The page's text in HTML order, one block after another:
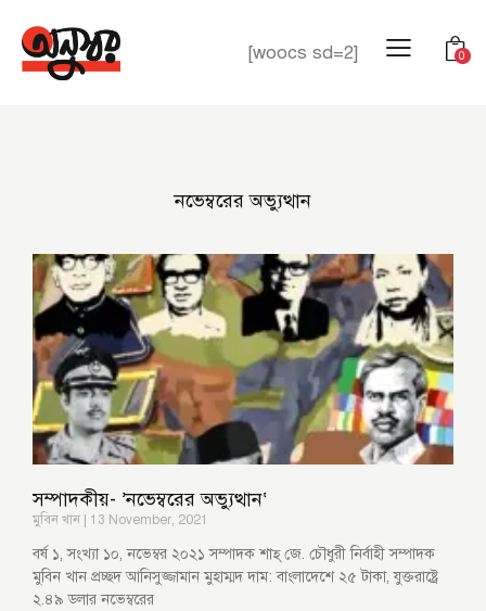
[woocs sd=2] 0
নভেম্বরের অভ্যুত্থান
সম্পাদকীয়- ’নভেম্বরের অভ্যুত্থান‘
মুবিন খান 13 November, 2021
বর্ষ ১, সংখ্যা ১০, নভেম্বর ২০২১ সম্পাদক শাহ্ জে. চৌধুরী নির্বাহী সম্পাদক
মুবিন খান প্রচ্ছদ আনিসুজ্জামান মুহাম্মদ দাম: বাংলাদেশে ২৫ টাকা, যুক্তরাষ্ট্রে
২.৪৯ ডলার নভেম্বরের